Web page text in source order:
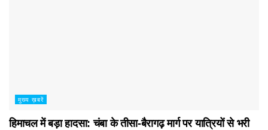
मुख्य ख़बरें
हिमाचल में बड़ा हादसा: चंबा के तीसा-बैरागढ़ मार्ग पर यात्रियों से भरी